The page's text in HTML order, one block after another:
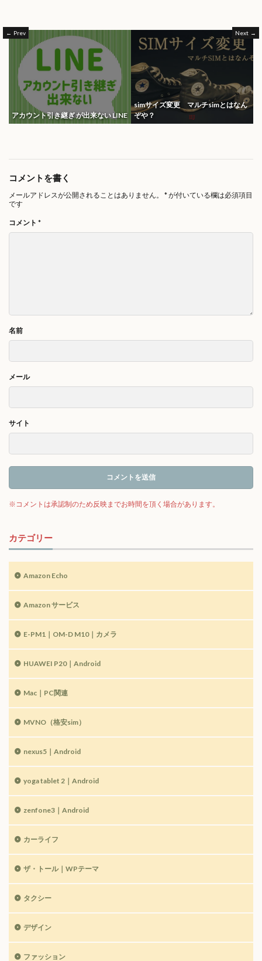
Prev
アカウント引き継ぎ が出来ない LINE
Next
simサイズ変更 マルチsimとはなん
ぞや？
コメントを書く
メールアドレスが公開されることはありません。 *が付いている欄は必須項目
です
コメント *
名前
メール
サイト
カテゴリー
Amazon Echo
Amazon サービス
E-PM1｜OM-D M10｜カメラ
HUAWEI P20｜Android
Mac｜PC関連
MVNO（格安sim）
nexus5｜Android
yoga tablet 2｜Android
zenfone3｜Android
カーライフ
ザ・トール｜WPテーマ
タクシー
デザイン
ファッション